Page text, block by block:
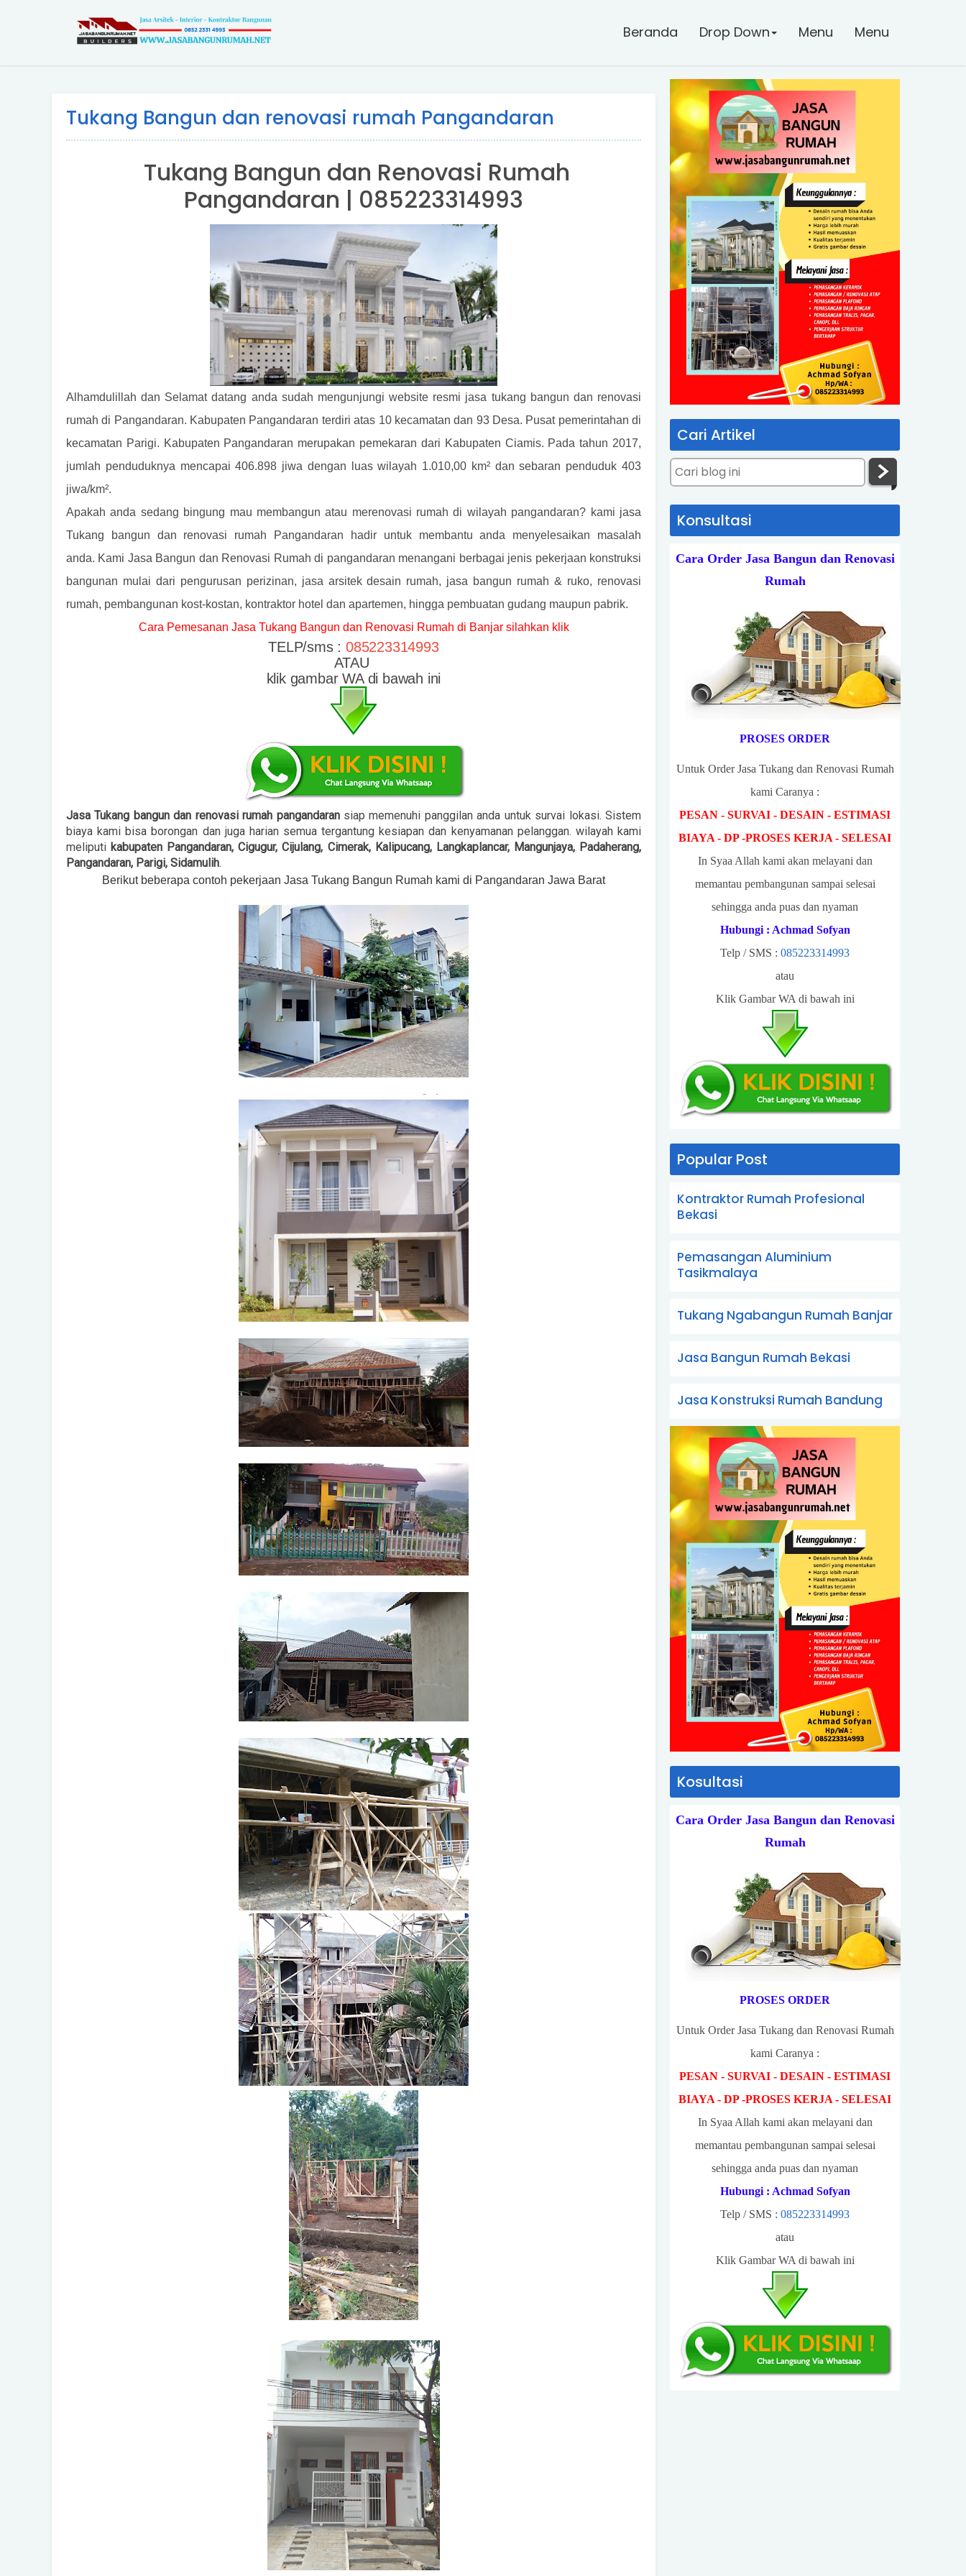
Beranda Drop Down Menu Menu
Tukang Bangun dan renovasi rumah Pangandaran
Tukang Bangun dan Renovasi Rumah
Pangandaran | 085223314993
Alhamdulillah dan Selamat datang anda sudah mengunjungi website resmi jasa tukang bangun dan renovasi
rumah di Pangandaran. Kabupaten Pangandaran terdiri atas 10 kecamatan dan 93 Desa. Pusat pemerintahan di
kecamatan Parigi. Kabupaten Pangandaran merupakan pemekaran dari Kabupaten Ciamis. Pada tahun 2017,
jumlah penduduknya mencapai 406.898 jiwa dengan luas wilayah 1.010,00 km² dan sebaran penduduk 403
jiwa/km².
Apakah anda sedang bingung mau membangun atau merenovasi rumah di wilayah pangandaran? kami jasa
Tukang bangun dan renovasi rumah Pangandaran hadir untuk membantu anda menyelesaikan masalah
anda. Kami Jasa Bangun dan Renovasi Rumah di pangandaran menangani berbagai jenis pekerjaan konstruksi
bangunan mulai dari pengurusan perizinan, jasa arsitek desain rumah, jasa bangun rumah & ruko, renovasi
rumah, pembangunan kost-kostan, kontraktor hotel dan apartemen, hingga pembuatan gudang maupun pabrik.
Cara Pemesanan Jasa Tukang Bangun dan Renovasi Rumah di Banjar silahkan klik
TELP/sms :085223314993
ATAU
klik gambar WA di bawah ini
Jasa Tukang bangun dan renovasi rumah pangandaransiap memenuhi panggilan anda untuk survai lokasi. Sistem
biaya kami bisa borongan dan juga harian semua tergantung kesiapan dan kenyamanan pelanggan. wilayah kami
meliputi kabupaten Pangandaran, Cigugur, Cijulang, Cimerak, Kalipucang, Langkaplancar, Mangunjaya, Padaherang,
Pangandaran, Parigi, Sidamulih.
Berikut beberapa contoh pekerjaan Jasa Tukang Bangun Rumah kami di Pangandaran Jawa Barat
Cari Artikel
Konsultasi
Cara Order Jasa Bangun dan Renovasi
Rumah
PROSES ORDER
Untuk Order Jasa Tukang dan Renovasi Rumah
kami Caranya :
PESAN - SURVAI - DESAIN - ESTIMASI
BIAYA - DP -PROSES KERJA - SELESAI
In Syaa Allah kami akan melayani dan
memantau pembangunan sampai selesai
sehingga anda puas dan nyaman
Hubungi : Achmad Sofyan
Telp / SMS : 085223314993
atau
Klik Gambar WA di bawah ini
Popular Post
Kontraktor Rumah Profesional
Bekasi
Pemasangan Aluminium
Tasikmalaya
Tukang Ngabangun Rumah Banjar
Jasa Bangun Rumah Bekasi
Jasa Konstruksi Rumah Bandung
Kosultasi
Cara Order Jasa Bangun dan Renovasi
Rumah
PROSES ORDER
Untuk Order Jasa Tukang dan Renovasi Rumah
kami Caranya :
PESAN - SURVAI - DESAIN - ESTIMASI
BIAYA - DP -PROSES KERJA - SELESAI
In Syaa Allah kami akan melayani dan
memantau pembangunan sampai selesai
sehingga anda puas dan nyaman
Hubungi : Achmad Sofyan
Telp / SMS : 085223314993
atau
Klik Gambar WA di bawah ini